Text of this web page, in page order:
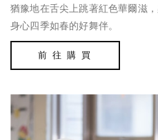
猶豫地在舌尖上跳著紅色華爾滋
身心四季如春的好舞伴。
前 往 購 買